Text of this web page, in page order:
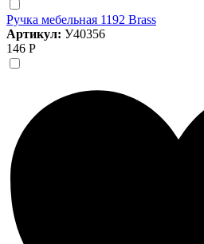
Ручка мебельная 1192 Brass
Артикул: У40356
146 Р